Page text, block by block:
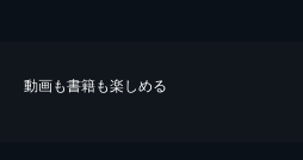
動画も書籍も楽しめる